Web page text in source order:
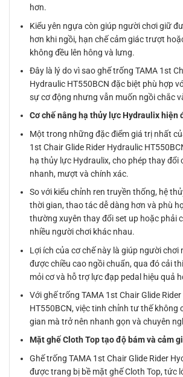
hơn.
Kiểu yên ngựa còn giúp người chơi giữ
hơn khi ngồi, hạn chế cảm giác trượt
không đều lên hông và lưng.
Đây là lý do vì sao ghế trống TAMA 1st
Hydraulic HT550BCN đặc biệt phù hợp
sự cơ động nhưng vẫn muốn ngồi chắc
Cơ chế nâng hạ thủy lực Hydraulix hiện
Một trong những đặc điểm giá trị nhất
1st Chair Glide Rider Hydraulic
hạ thủy lực Hydraulix, cho phép thay đổi
nhanh, mượt và chính xác.
So với kiểu chỉnh ren truyền thống, hệ
thời gian, thao tác dễ dàng hơn và phù
thường xuyên thay đổi set up hoặc phải
nhiều người chơi khác nhau.
Lợi ích của cơ chế này là giúp người chơi
được chiều cao ngồi chuẩn, qua đó cải
mỏi cơ và hỗ trợ lực đạp pedal hiệu quả
Với ghế trống TAMA 1st Chair Glide
HT550BCN, việc tinh chỉnh tư thế không
gian mà trở nên nhanh gọn và chuyên
Mặt ghế Cloth Top tạo độ bám và cảm
Ghế trống TAMA 1st Chair Glide Rider
được trang bị bề mặt ghế Cloth Top, tức